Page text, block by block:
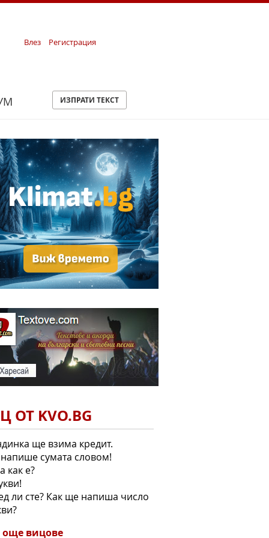
Влез Регистрация
ИЗПРАТИ ТЕКСТ
ОТ KVO.BG
ще взима кредит.
напише сумата словом!
как е?
ли сте? Как ще напиша число
вицове